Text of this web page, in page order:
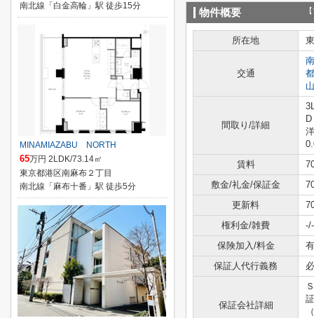
物件概要
所在地
交通
間取り/詳細
賃料
敷金/礼金/保証金
更新料
権利金/雑費
-/-
保険加入/料金
保証人代行義務
保証会社詳細
南北線「白金高輪」駅 徒歩15分
MINAMIAZABU NORTH
65万円 2LDK/73.14㎡
東京都港区南麻布２丁目
南北線「麻布十番」駅 徒歩5分